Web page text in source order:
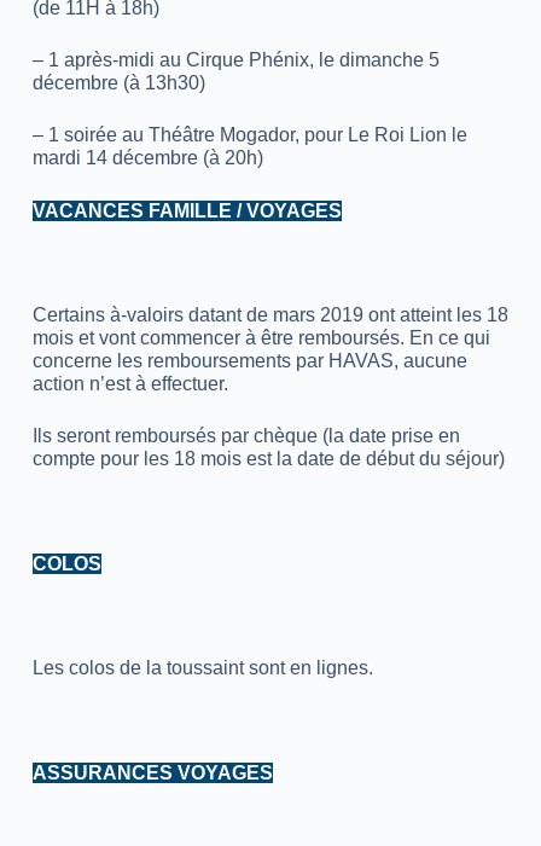
(de 11H à 18h)
– 1 après-midi au Cirque Phénix, le dimanche 5
décembre (à 13h30)
– 1 soirée au Théâtre Mogador, pour Le Roi Lion le
mardi 14 décembre (à 20h)
VACANCES FAMILLE / VOYAGES
Certains à-valoirs datant de mars 2019 ont atteint les 18
mois et vont commencer à être remboursés. En ce qui
concerne les remboursements par HAVAS, aucune
action n’est à effectuer.
Ils seront remboursés par chèque (la date prise en
compte pour les 18 mois est la date de début du séjour)
COLOS
Les colos de la toussaint sont en lignes.
ASSURANCES VOYAGES